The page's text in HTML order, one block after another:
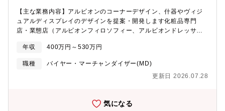
えるチームです。ビジネス、クリエイティブ、テクノロジー、グ
ローバルに興味を持ったメンバーが集まっています。・海外のブ
ランドとの取引が多いため英語や韓国語など言語スキルを生かす
クトを開発するエンジニアメンバー・ファッションが好きで顧客
を熱狂させるようなブランディングやマーケ施策を考えるマーケ
を世界のメインストリームへ」をミッションに、アジア各国のブ
いるのは、ただ商品を並べることではなく、ブランドやカルチャ
【主な業務内容】アルビオンのコーナーデザイン、什器やヴィジ
ュアルディスプレイのデザインを提案・開発します化粧品専門
店・業態店（アルビオンフィロソフィー、アルビオンドレッサ
流通において、アルビオン・エレガンス・イグニ ス・アナスイ・
ポール＆ジョーなど全ブランドのコーポレートアイデンティティ
となるコーナーデザインや、 商品を試したくなるテスター什器や
ヴィジュアルディスプレイを今までにないデザイン・機能・新素
【具体的な仕事内容】＜店舗開発＞新店・リニューアル時の店舗
年収 400万円～530万円
職種
バイヤー・マーチャンダイザー(MD)
更新日 2026.07.28
気になる